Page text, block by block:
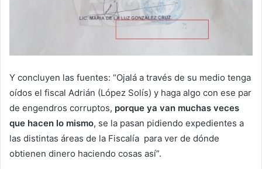
Y concluyen las fuentes: “Ojalá a través de su medio tenga
oídos el fiscal Adrián (López Solís) y haga algo con ese par
de engendros corruptos, porque ya van muchas veces
que hacen lo mismo, se la pasan pidiendo expedientes a
las distintas áreas de la Fiscalía para ver de dónde
obtienen dinero haciendo cosas así”.